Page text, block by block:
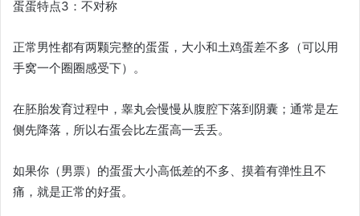
蛋蛋特点3：不对称
正常男性都有两颗完整的蛋蛋，大小和土鸡蛋差不多（可以用
手窝一个圈圈感受下）。
在胚胎发育过程中，睾丸会慢慢从腹腔下落到阴囊；通常是左
侧先降落，所以右蛋会比左蛋高一丢丢。
如果你（男票）的蛋蛋大小高低差的不多、摸着有弹性且不
痛，就是正常的好蛋。